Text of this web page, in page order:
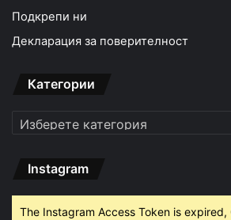
Подкрепи ни
Декларация за поверителност
Категории
Категории
Instagram
The Instagram Access Token is expired,